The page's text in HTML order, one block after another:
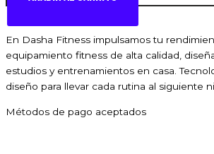
En Dasha Fitness impulsamos tu
equipamiento fitness de alta calidad,
estudios y entrenamientos en casa.
diseño para llevar cada rutina al siguiente
Métodos de pago aceptados